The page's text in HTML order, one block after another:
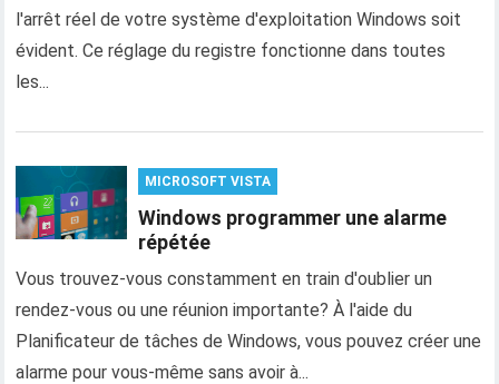
l'arrêt réel de votre système d'exploitation Windows soit
évident. Ce réglage du registre fonctionne dans toutes
les...
MICROSOFT VISTA
Windows programmer une alarme
répétée
Vous trouvez-vous constamment en train d'oublier un
rendez-vous ou une réunion importante? À l'aide du
Planificateur de tâches de Windows, vous pouvez créer une
alarme pour vous-même sans avoir à...